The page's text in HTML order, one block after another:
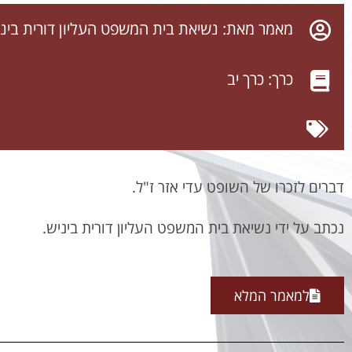
מאמר מאת: נשיאת בית המשפט העליון דורית
כרך: כרך יב
דברים לזכרו של השופט עדי אזר ז"ל.
נכתב על ידי נשיאת בית המשפט העליון דורית ביניש.
למאמר המלא